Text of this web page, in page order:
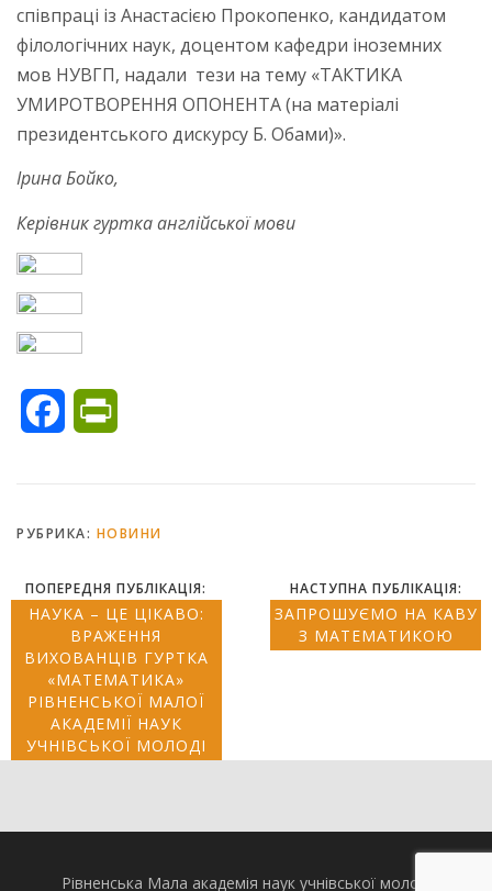
співпраці із Анастасією Прокопенко, кандидатом
філологічних наук, доцентом кафедри іноземних
мов НУВГП, надали тези на тему «ТАКТИКА
УМИРОТВОРЕННЯ ОПОНЕНТА (на матеріалі
президентського дискурсу Б. Обами)».
Ірина Бойко,
Керівник гуртка англійської мови
Facebook
РУБРИКА: НОВИНИ
ПОПЕРЕДНЯ ПУБЛІКАЦІЯ:
НАУКА – ЦЕ ЦІКАВО:
ВРАЖЕННЯ
ВИХОВАНЦІВ ГУРТКА
«МАТЕМАТИКА»
РІВНЕНСЬКОЇ МАЛОЇ
АКАДЕМІЇ НАУК
УЧНІВСЬКОЇ МОЛОДІ
НАСТУПНА ПУБЛІКАЦІЯ:
ЗАПРОШУЄМО НА КАВУ
З МАТЕМАТИКОЮ
Рівненська Мала академія наук учнівської молоді